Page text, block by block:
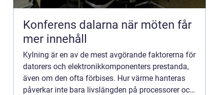
Konferens dalarna när möten får
mer innehåll
Kylning är en av de mest avgörande faktorerna för
datorers och elektronikkomponenters prestanda,
även om den ofta förbises. Hur värme hanteras
påverkar inte bara livslängden på processorer och